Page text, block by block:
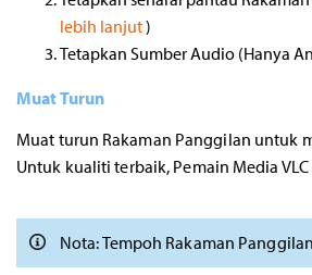
lebih lanjut)
Tetapkan Sumber Audio (Hanya
Muat Turun
Muat turun Rakaman Panggilan untuk
Untuk kualiti terbaik, Pemain Media
Nota: Tempoh Rakaman Panggilan